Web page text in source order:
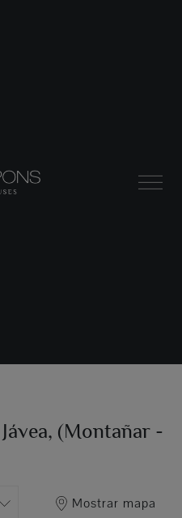
(Montañar -
Mostrar mapa